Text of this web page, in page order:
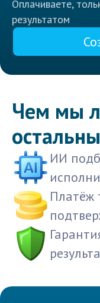
Оплачиваете,
результатом
Чем мы
ИИ
Платёж